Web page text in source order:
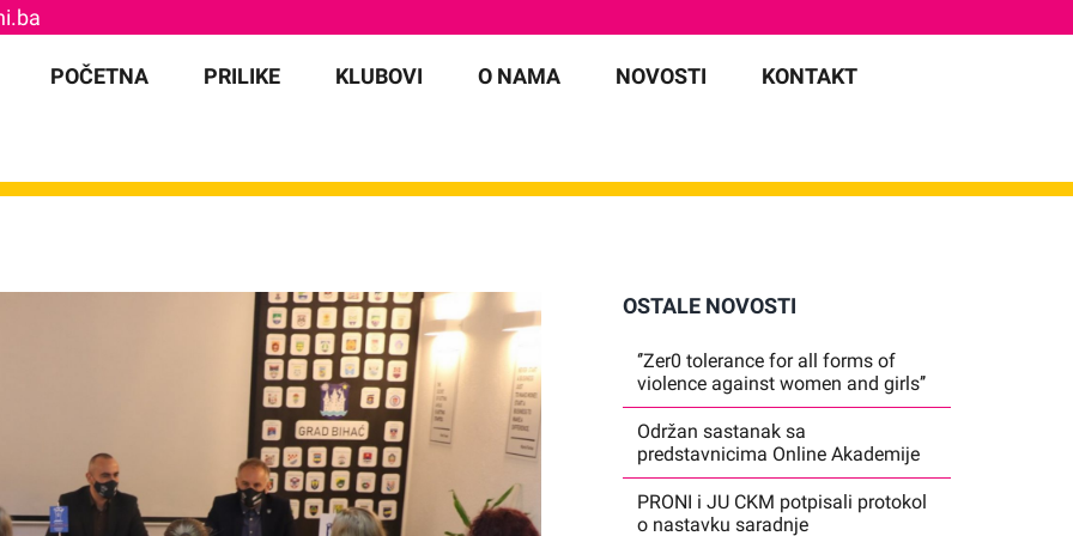
POČETNA PRILIKE KLUBOVI O NAMA NOVOSTI KONTAKT
OSTALE NOVOSTI
‘’Zer0 tolerance for all forms of
violence against women and girls’’
Održan sastanak sa
predstavnicima Online Akademije
PRONI i JU CKM potpisali protokol
o nastavku saradnje